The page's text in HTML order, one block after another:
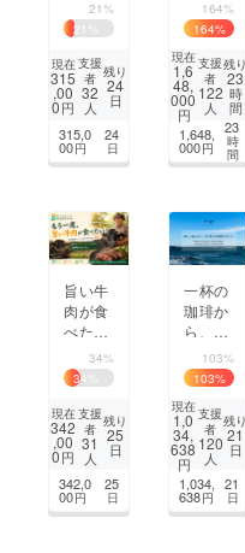
ご褒美
ラン
チ！9
月上
旬、大
に『粥
と菜』
21%
21
現在
315
,00
0円
支援
者
32
人
残り
24
日
315,0
00円
24
日
う一
度。築
150年
の古民
家から
始まる
ここだ
けのク
164%
164%
現在
1,6
48,
000
円
支援
者
122
人
残り
23
時
間
1,648,
000円
23
時
間
旨い牛
肉が食
べた
い。経
産和牛
「おけ
いさ
ん」か
ら始ま
ジャー
ニー
34%
34
現在
342
,00
0円
支援
者
31
人
残り
25
日
342,0
00円
25
日
一杯の
珈琲か
ら、人
が自分
らしく
立ち止
まれる
時間
を。こ
のまち
平塚に
増やし
103%
103%
現在
1,0
34,
638
円
支援
者
120
人
残り
21
日
1,034,
638円
21
日